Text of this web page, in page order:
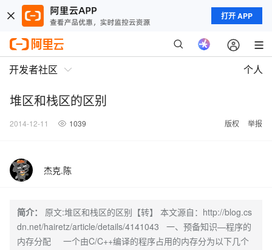
打开 APP
开发者社区 个人
堆区和栈区的区别
2014-12-11 1039 版权 举报
杰克.陈
简介：
原文:堆区和栈区的区别【转】 本文源自：http://blog.cs
dn.net/hairetz/article/details/4141043 一、预备知识—程序的
内存分配 一个由C/C++编译的程序占用的内存分为以下几个